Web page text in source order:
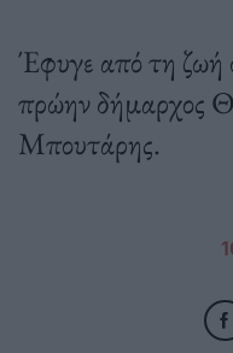
Έφυγε από τη ζωή
πρώην δήμαρχος
Μπουτάρης.